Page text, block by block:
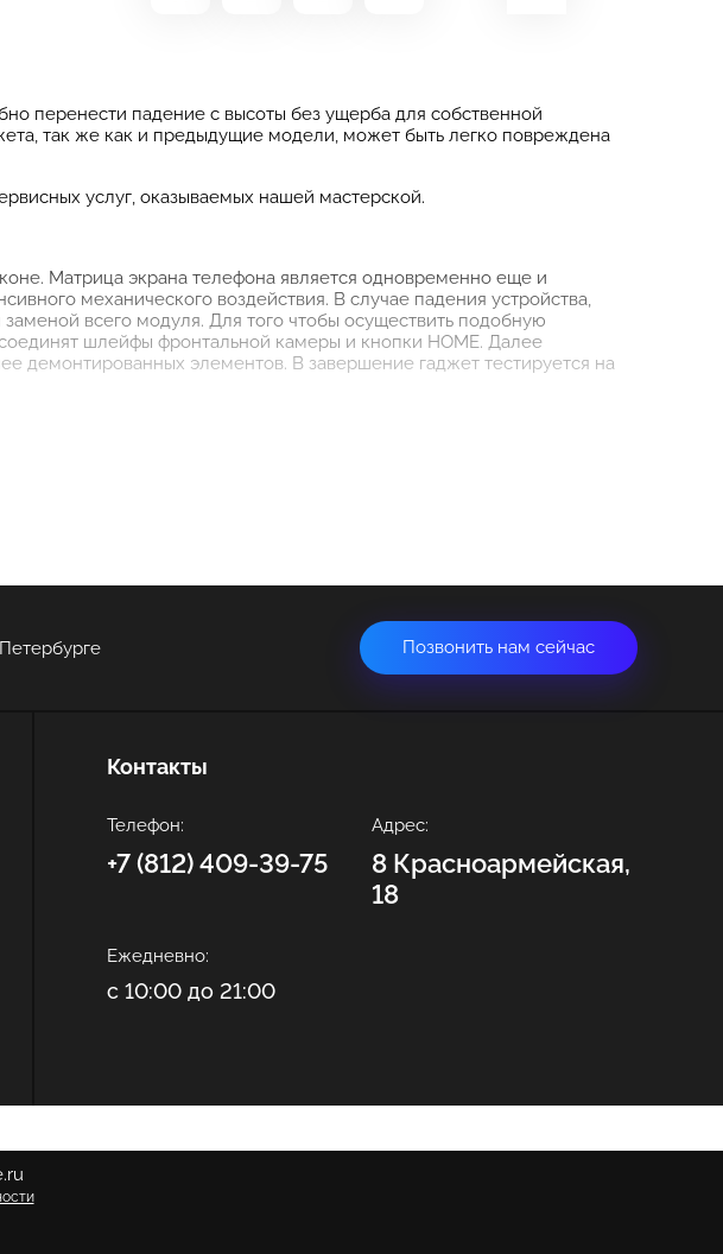
перенести падение с высоты без ущерба для собственной
так же как и предыдущие модели, может быть легко повреждена
услуг, оказываемых нашей мастерской.
Матрица экрана телефона является одновременно еще и
механического воздействия. В случае падения устройства,
всего модуля. Для того чтобы осуществить подобную
шлейфы фронтальной камеры и кнопки HOME. Далее
демонтированных элементов. В завершение гаджет тестируется на
Позвонить нам сейчас
Контакты
Телефон:
+7 (812) 409-39-75
Адрес:
8 Красноармейская,
18
Ежедневно:
с 10:00 до 21:00